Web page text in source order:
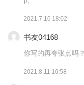
2021.7.16 18:02
书友04168
你写的再夸张点吗？
2021.8.11 10:58